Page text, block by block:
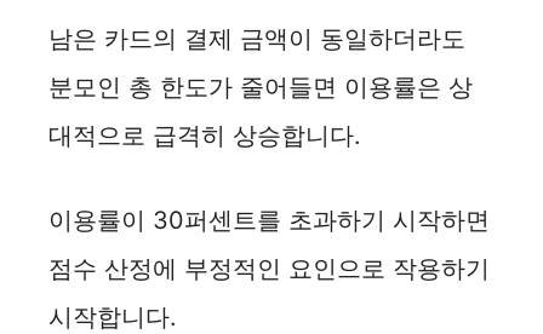
남은 카드의 결제 금액이 동일하더라도
분모인 총 한도가 줄어들면 이용률은 상
대적으로 급격히 상승합니다.
이용률이 30퍼센트를 초과하기 시작하면
점수 산정에 부정적인 요인으로 작용하기
시작합니다.